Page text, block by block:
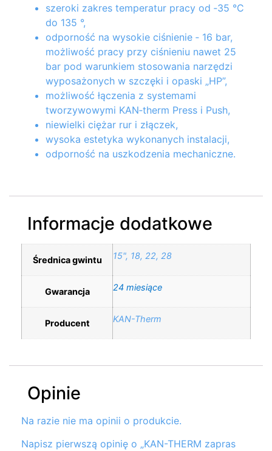
szeroki zakres temperatur pracy od ‑35 °C
do 135 °,
odporność na wysokie ciśnienie ‑ 16 bar,
możliwość pracy przy ciśnieniu nawet 25
bar pod warunkiem stosowania narzędzi
wyposażonych w szczęki i opaski „HP”,
możliwość łączenia z systemami
tworzywowymi KAN‑therm Press i Push,
niewielki ciężar rur i złączek,
wysoka estetyka wykonanych instalacji,
odporność na uszkodzenia mechaniczne.
Informacje dodatkowe
Średnica gwintu 15", 18, 22, 28
Gwarancja 24 miesiące
Producent KAN-Therm
Opinie
Na razie nie ma opinii o produkcie.
Napisz pierwszą opinię o „KAN-THERM zapras